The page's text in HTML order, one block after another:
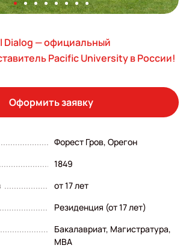
Dialog — официальный
Pacific University в России!
Оформить заявку
Форест Гров, Орегон
1849
от 17 лет
Резиденция (от 17 лет)
Бакалавриат, Магистратура,
MBA